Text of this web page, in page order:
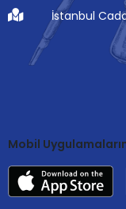
İstanbul
Mobil